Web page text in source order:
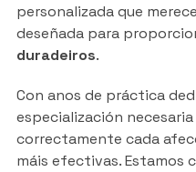
personalizada que
deseñada para
duradeiros.
Con anos de práctica
especialización
correctamente cada
máis efectivas. Estamos